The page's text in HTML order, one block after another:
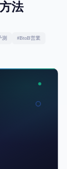
法
測 #BtoB営業